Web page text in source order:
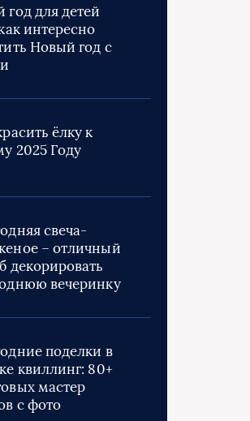
год для детей
интересно
Новый год с
ёлку к
2025 Году
свеча-
– отличный
декорировать
вечеринку
поделки в
квиллинг: 80+
мастер
с фото